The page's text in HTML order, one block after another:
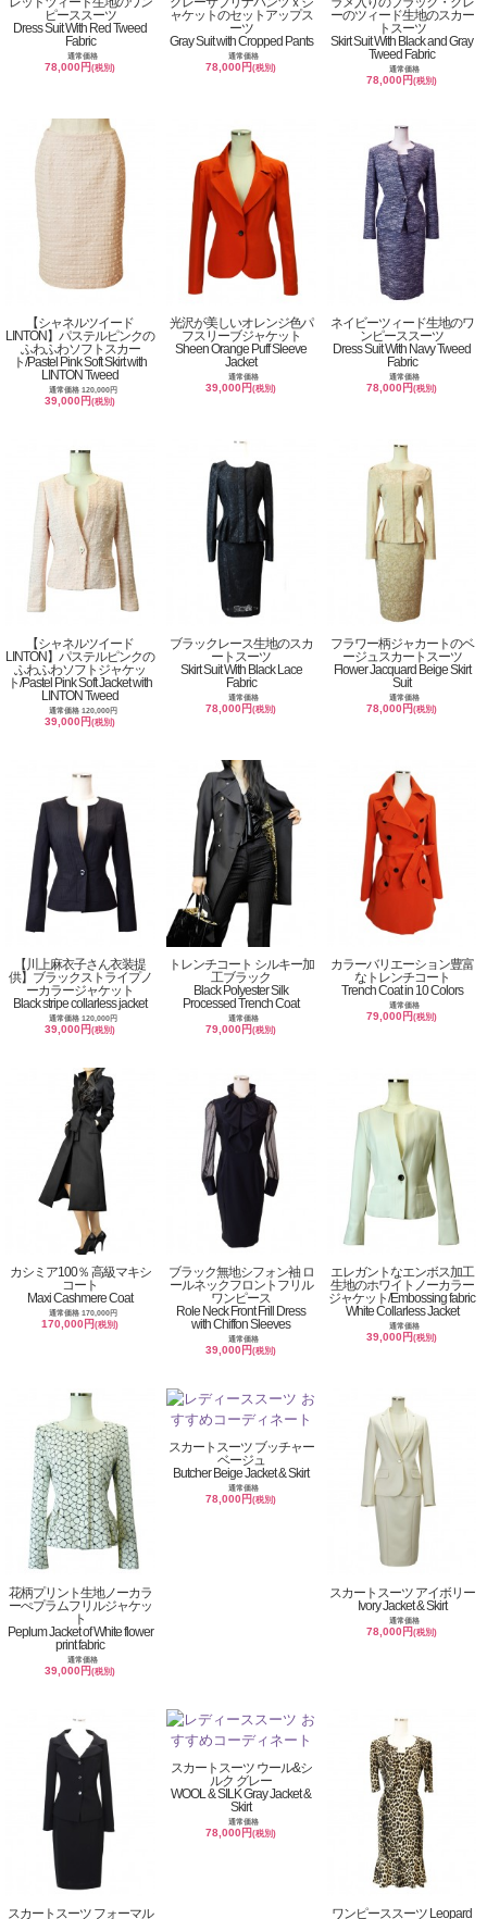
ピーススーツ
Dress Suit With Red Tweed
Fabric
通常価格
78,000円(税別)
ャケットのセットアップス
ーツ
Gray Suit with Cropped Pants
通常価格
78,000円(税別)
ーのツィード生地のスカー
トスーツ
Skirt Suit With Black and Gray
Tweed Fabric
通常価格
78,000円(税別)
【シャネルツイード
LINTON】パステルピンクの
ふわふわソフトスカー
ト/Pastel Pink Soft Skirt with
LINTON Tweed
通常価格 120,000円
39,000円(税別)
光沢が美しいオレンジ色パ
フスリーブジャケット
Sheen Orange Puff Sleeve
Jacket
通常価格
39,000円(税別)
ネイビーツィード生地のワ
ンピーススーツ
Dress Suit With Navy Tweed
Fabric
通常価格
78,000円(税別)
【シャネルツイード
LINTON】パステルピンクの
ふわふわソフトジャケッ
ト/Pastel Pink Soft Jacket with
LINTON Tweed
通常価格 120,000円
39,000円(税別)
ブラックレース生地のスカ
ートスーツ
Skirt Suit With Black Lace
Fabric
通常価格
78,000円(税別)
フラワー柄ジャカートのベ
ージュスカートスーツ
Flower Jacquard Beige Skirt
Suit
通常価格
78,000円(税別)
【川上麻衣子さん衣装提
供】ブラックストライプノ
ーカラージャケット
Black stripe collarless jacket
通常価格 120,000円
39,000円(税別)
トレンチコート シルキー加
工ブラック
Black Polyester Silk
Processed Trench Coat
通常価格
79,000円(税別)
カラーバリエーション豊富
なトレンチコート
Trench Coat in 10 Colors
通常価格
79,000円(税別)
カシミア100％ 高級マキシ
コート
Maxi Cashmere Coat
通常価格 170,000円
170,000円(税別)
ブラック無地シフォン袖 ロ
ールネックフロントフリル
ワンピース
Role Neck Front Frill Dress
with Chiffon Sleeves
通常価格
39,000円(税別)
エレガントなエンボス加工
生地のホワイトノーカラー
ジャケット/Embossing fabric
White Collarless Jacket
通常価格
39,000円(税別)
花柄プリント生地ノーカラ
ーぺプラムフリルジャケッ
ト
Peplum Jacket of White flower
print fabric
通常価格
39,000円(税別)
スカートスーツ ブッチャー
ベージュ
Butcher Beige Jacket & Skirt
通常価格
78,000円(税別)
スカートスーツ アイボリー
Ivory Jacket & Skirt
通常価格
78,000円(税別)
スカートスーツ フォーマル
スカートスーツ ウール&シ
ルク グレー
WOOL & SILK Gray Jacket &
Skirt
通常価格
78,000円(税別)
ワンピーススーツ Leopard